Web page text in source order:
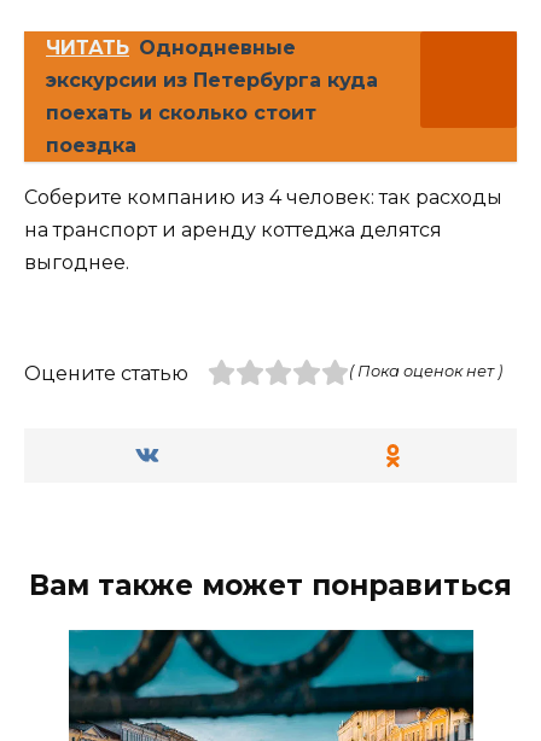
ЧИТАТЬ Однодневные
экскурсии из Петербурга куда
поехать и сколько стоит
поездка
Соберите компанию из 4 человек: так расходы
на транспорт и аренду коттеджа делятся
выгоднее.
Оцените статью ( Пока оценок нет )
Вам также может понравиться